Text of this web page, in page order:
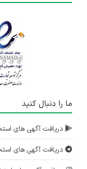
ما را دنبال کنید
دریافت آگهی های
دریافت آگهی های